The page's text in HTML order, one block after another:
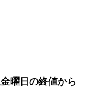
曜日の終値から